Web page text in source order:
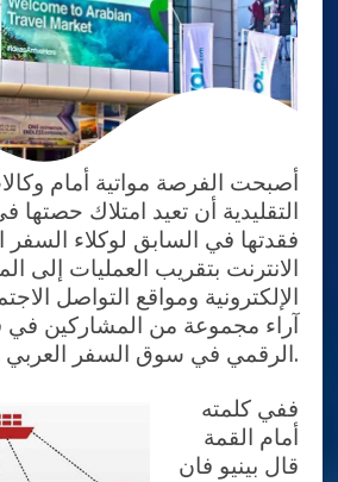
أصبحت الفرصة مواتية أمام
التقليدية أن تعيد امتلاك
فقدتها في السابق لوكلاء السفر
الانترنت بتقريب العمليات إلى
الإلكترونية ومواقع التواصل
آراء مجموعة من المشاركين في
الرقمي في سوق السفر العربي 2017.
ففي كلمته
أمام القمة
قال بينيو فان